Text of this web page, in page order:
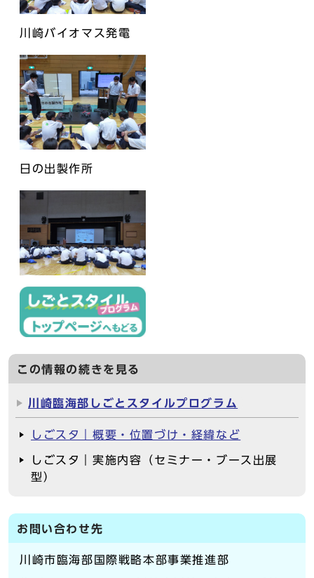
川崎バイオマス発電
日の出製作所
この情報の続きを見る
川崎臨海部しごとスタイルプログラム
しごスタ｜概要・位置づけ・経緯など
しごスタ｜実施内容（セミナー・ブース出展
型）
お問い合わせ先
川崎市臨海部国際戦略本部事業推進部